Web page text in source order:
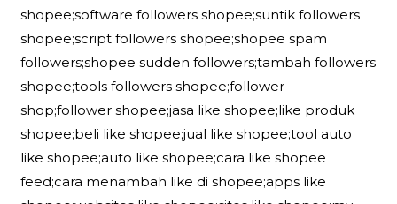
shopee;software followers shopee;suntik followers
shopee;script followers shopee;shopee spam
followers;shopee sudden followers;tambah followers
shopee;tools followers shopee;follower
shop;follower shopee;jasa like shopee;like produk
shopee;beli like shopee;jual like shopee;tool auto
like shopee;auto like shopee;cara like shopee
feed;cara menambah like di shopee;apps like